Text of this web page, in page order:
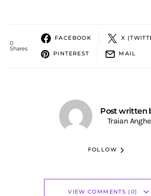
0
Shares
FACEBOOK X
PINTEREST MAIL
Post written
Traian
FOLLOW
VIEW COMMENTS (0)